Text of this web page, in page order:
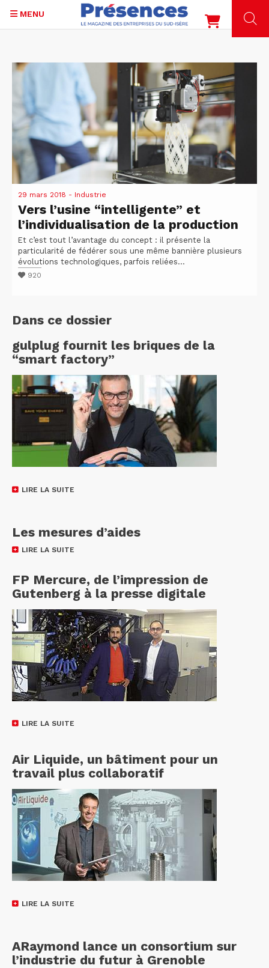
MENU
29 mars 2018 - Industrie
Vers l’usine “intelligente” et
l’individualisation de la production
Et c’est tout l’avantage du concept : il présente la
particularité de fédérer sous une même bannière plusieurs
évolutions technologiques, parfois reliées...
920
Dans ce dossier
gulplug fournit les briques de la
“smart factory”
LIRE LA SUITE
Les mesures d’aides
LIRE LA SUITE
FP Mercure, de l’impression de
Gutenberg à la presse digitale
LIRE LA SUITE
Air Liquide, un bâtiment pour un
travail plus collaboratif
LIRE LA SUITE
ARaymond lance un consortium sur
l’industrie du futur à Grenoble